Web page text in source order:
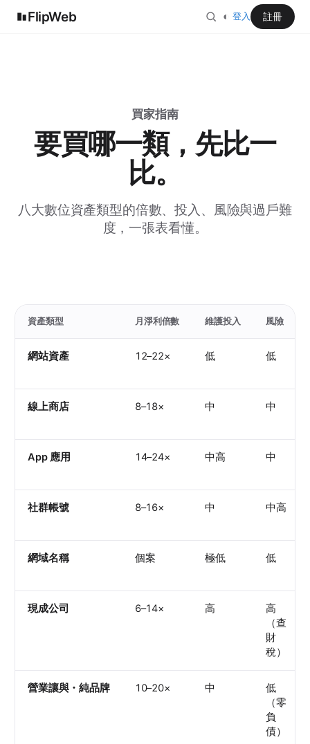
FlipWeb ◐ 登入 註冊
買家指南
要買哪一類，先比一
比。
八大數位資產類型的倍數、投入、風險與過戶難
度，一張表看懂。
資產類型 月淨利倍數 維護投入 風險
網站資產 12–22× 低 低
線上商店 8–18× 中 中
App 應用 14–24× 中高 中
社群帳號 8–16× 中 中高
網域名稱 個案 極低 低
現成公司 6–14× 高
高
（查
財
稅）
營業讓與・純品牌 10–20× 中
低
（零
負
債）